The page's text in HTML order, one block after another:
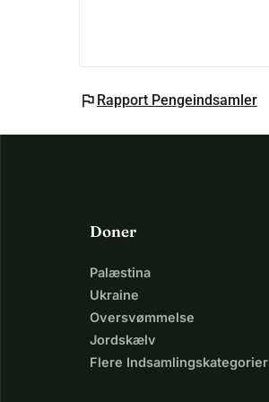
flag Rapport Pengeindsamler
Doner
Palæstina
Ukraine
Oversvømmelse
Jordskælv
Flere Indsamlingskategorier